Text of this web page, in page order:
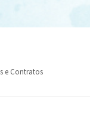
e Contratos